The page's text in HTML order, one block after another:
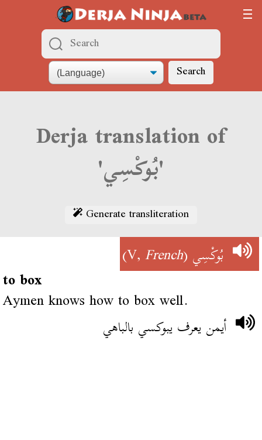
Search
Derja translation of
'بُوكْسِي'
Generate transliteration
بُوكْسِي(V,
French
)
to box
Aymen knows how to box well.
أيمن يعرف يبوكسي بالباهي